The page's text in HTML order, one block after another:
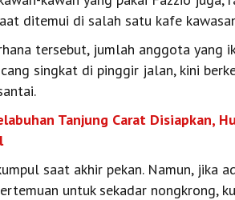
ditemui di salah satu kafe kawasan
tersebut, jumlah anggota yang
singkat di pinggir jalan, kini
Tanjung Carat Disiapkan,
saat akhir pekan. Namun, jika
untuk sekadar nongkrong,